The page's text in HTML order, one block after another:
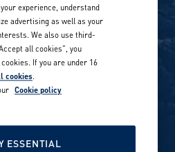
Privacy Policy
Site terms
Cookie Policy
experience, understand
advertising as well as your
We also use third-
all cookies", you
If you are under 16
cookies.
Cookie policy
ESSENTIAL